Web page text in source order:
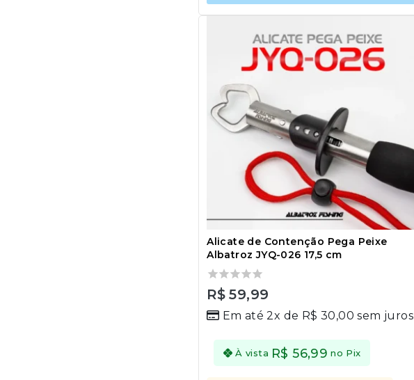
Alicate de Contenção Pega Peixe
Albatroz JYQ-026 17,5 cm
0
of
R$59,99
Em até 2x de R$30,00 sem juros
À vista R$56,99 no Pix